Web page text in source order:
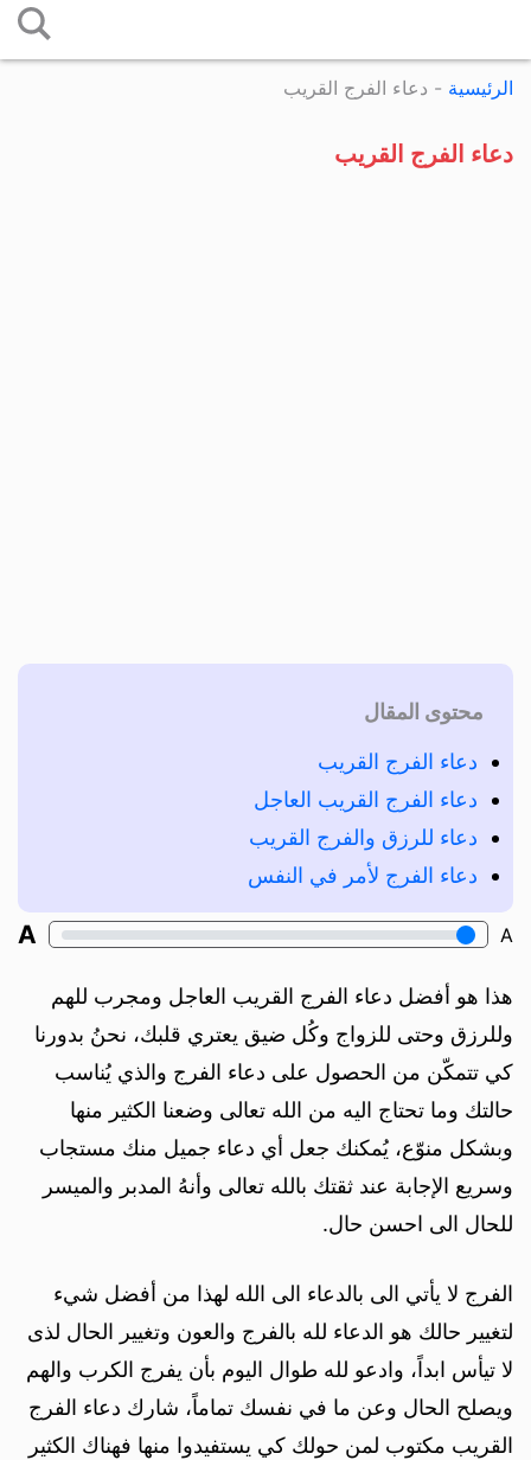
إلى
الرئيسية - دعاء الفرج القريب
دعاء الفرج القريب
محتوى المقال
دعاء الفرج القريب
دعاء الفرج القريب العاجل
دعاء للرزق والفرج القريب
دعاء الفرج لأمر في النفس
A
A
هذا هو أفضل دعاء الفرج القريب العاجل ومجرب للهم
وللرزق وحتى للزواج وكُل ضيق يعتري قلبك، نحنُ بدورنا
كي تتمكّن من الحصول على دعاء الفرج والذي يُناسب
حالتك وما تحتاج اليه من الله تعالى وضعنا الكثير منها
وبشكل منوّع، يُمكنك جعل أي دعاء جميل منك مستجاب
وسريع الإجابة عند ثقتك بالله تعالى وأنهُ المدبر والميسر
للحال الى احسن حال.
الفرج لا يأتي الى بالدعاء الى الله لهذا من أفضل شيء
لتغيير حالك هو الدعاء لله بالفرج والعون وتغيير الحال لذى
لا تيأس ابداً، وادعو لله طوال اليوم بأن يفرج الكرب والهم
ويصلح الحال وعن ما في نفسك تماماً، شارك دعاء الفرج
القريب مكتوب لمن حولك كي يستفيدوا منها فهناك الكثير